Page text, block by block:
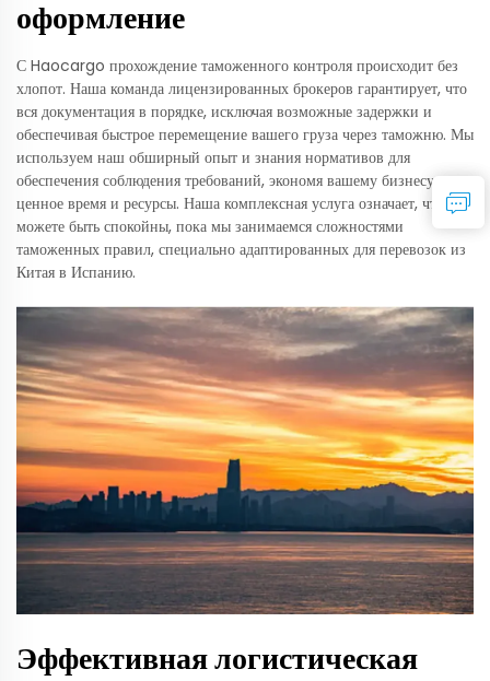
оформление
С Haocargo прохождение таможенного контроля происходит без
хлопот. Наша команда лицензированных брокеров гарантирует, что
вся документация в порядке, исключая возможные задержки и
обеспечивая быстрое перемещение вашего груза через таможню. Мы
используем наш обширный опыт и знания нормативов для
обеспечения соблюдения требований, экономя вашему бизнесу
ценное время и ресурсы. Наша комплексная услуга означает, что вы
можете быть спокойны, пока мы занимаемся сложностями
таможенных правил, специально адаптированных для перевозок из
Китая в Испанию.
Эффективная логистическая